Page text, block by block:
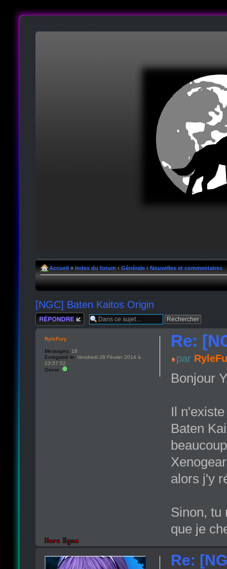
Accueil » Index du forum ‹ Générale ‹ Nouvelles et commentaires
[NGC] Baten Kaitos Origin
Répondre
Re:
par
Bonjour
Il
Baten
alors j'y
Sinon, tu
que je
RyleFury
Messages: 18
Enregistré le: Vendredi 28 Février 2014 à
23:57:52
Genre:
Re: